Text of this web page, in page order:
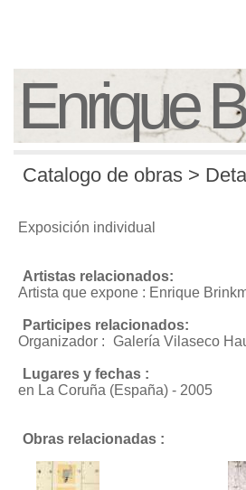
Enrique
Catalogo de obras >
Exposición individual
Artistas relacionados:
Artista que expone : Enrique
Participes relacionados:
Organizador : Galería Vilaseco
Lugares y fechas :
en La Coruña (España) - 2005
Obras relacionadas :